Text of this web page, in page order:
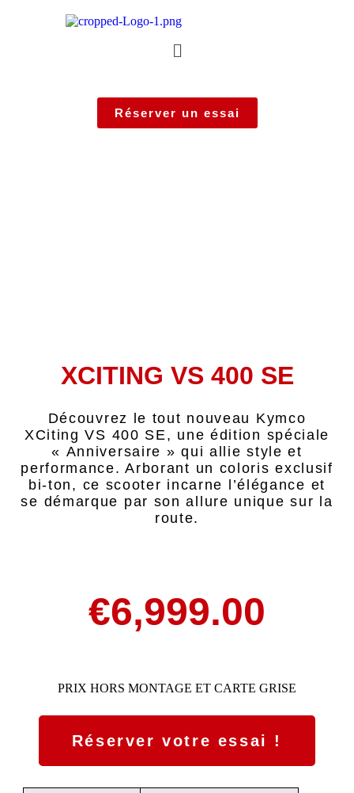
Réserver un essai
XCITING VS 400 SE
Découvrez le tout nouveau Kymco
XCiting VS 400 SE, une édition spéciale
« Anniversaire » qui allie style et
performance. Arborant un coloris exclusif
bi-ton, ce scooter incarne l’élégance et
se démarque par son allure unique sur la
route.
€6,999.00
PRIX HORS MONTAGE ET CARTE GRISE
Réserver votre essai !